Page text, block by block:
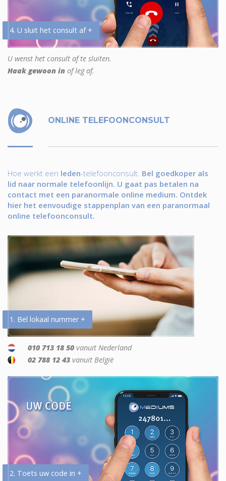
4. U sluit het consult af +
U wenst het consult af te sluiten.
Haak gewoon in of leg af.
ONLINE TELEFOONCONSULT
Hoe werkt een leden-telefoonconsult. Bel goedkoper als
lid naar normale telefoonlijn. U gaat pas betalen na
contact met een paranormale online medium. Ontdek
hier het eenvoudige stappenplan van een paranormaal
online telefoonconsult.
1. Bel lokaal nummer +
010 713 18 50 vanuit Nederland
02 788 12 43 vanuit België
2. Toets uw code in +